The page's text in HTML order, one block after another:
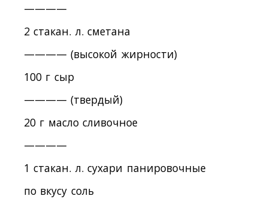
————
2 стакан. л. сметана
———— (высокой жирности)
100 г сыр
———— (твердый)
20 г масло сливочное
————
1 стакан. л. сухари панировочные
по вкусу соль